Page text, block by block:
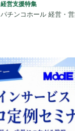
経営支援特集
パチンコホール 経営・営